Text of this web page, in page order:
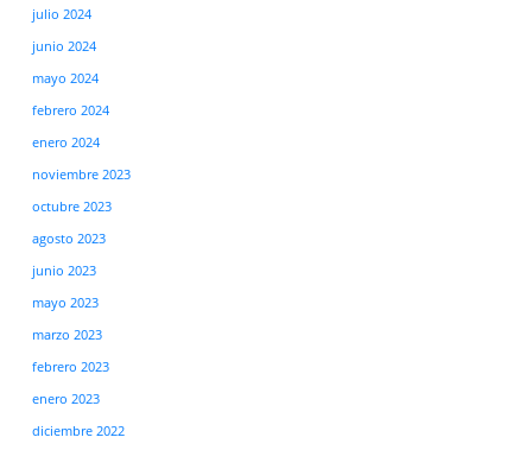
julio 2024
junio 2024
mayo 2024
febrero 2024
enero 2024
noviembre 2023
octubre 2023
agosto 2023
junio 2023
mayo 2023
marzo 2023
febrero 2023
enero 2023
diciembre 2022